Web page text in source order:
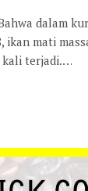
dalam
ikan mati
kali terjadi.…